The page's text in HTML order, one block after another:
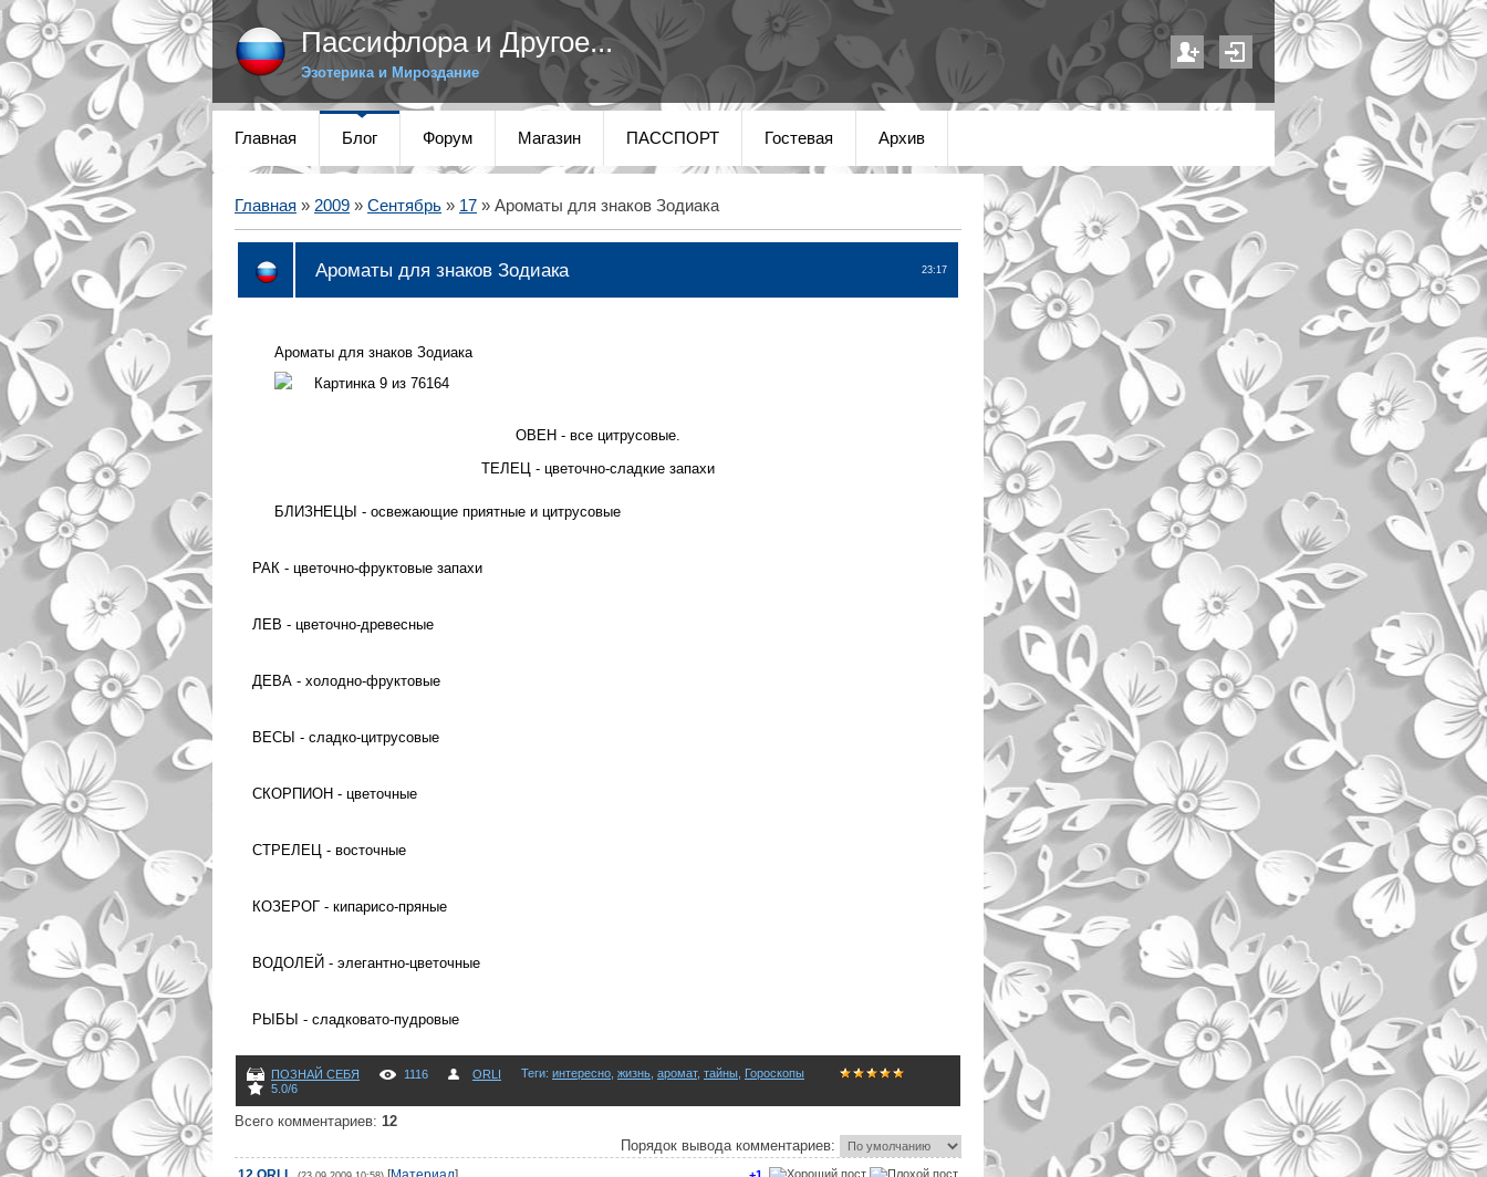
Пассифлора и Другое...
Эзотерика и Мироздание
Главная Блог Форум Магазин ПАССПОРТ Гостевая Архив
Главная » 2009 » Сентябрь » 17 » Ароматы для знаков Зодиака
23:17
Ароматы для знаков Зодиака
Ароматы для знаков Зодиака
ОВЕН - все цитрусовые.
ТЕЛЕЦ - цветочно-сладкие запахи
БЛИЗНЕЦЫ - освежающие приятные и цитрусовые
РАК - цветочно-фруктовые запахи
ЛЕВ - цветочно-древесные
ДЕВА - холодно-фруктовые
ВЕСЫ - сладко-цитрусовые
СКОРПИОН - цветочные
СТРЕЛЕЦ - восточные
КОЗЕРОГ - кипарисо-пряные
ВОДОЛЕЙ - элегантно-цветочные
РЫБЫ - сладковато-пудровые
ПОЗНАЙ СЕБЯ 1116 ORLI Теги: интересно жизнь аромат, тайны Гороскопы
5.0/6
Всего комментариев: 12
Порядок вывода комментариев:
+1